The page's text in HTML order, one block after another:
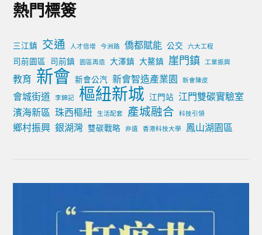
熱門標簽
三江鎮 交通 人才倍增 今洲路 僑都賦能 公交 六大工程
司前園區 司前鎮 園區再造 大澤鎮 大鰲鎮 崖門鎮 工業振興
教育 新會 新會公汽 新會智造產業園 新會陳皮
會城街道 李錦記 樞紐新城 江門站
江門雙碳實驗室
濱海新區 珠西樞紐 生活配套 產城融合 科技引領
鄉村振興 銀湖灣 雙碳戰略 非遺 香港科技大學 鳳山湖園區